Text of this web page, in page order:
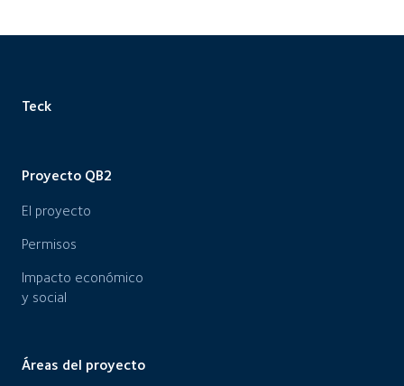
Teck
Proyecto QB2
El proyecto
Permisos
Impacto económico
y social
Áreas del proyecto